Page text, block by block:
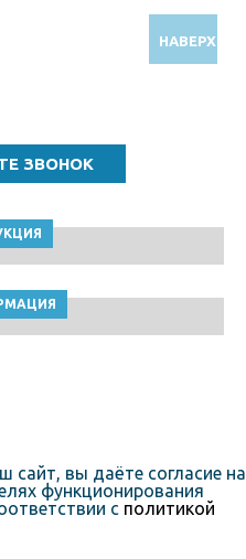
НАВЕРХ
сайт, вы даёте согласие на
функционирования
с политикой